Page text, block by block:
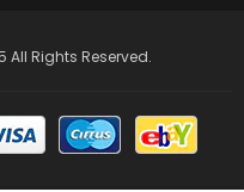
Rights Reserved.